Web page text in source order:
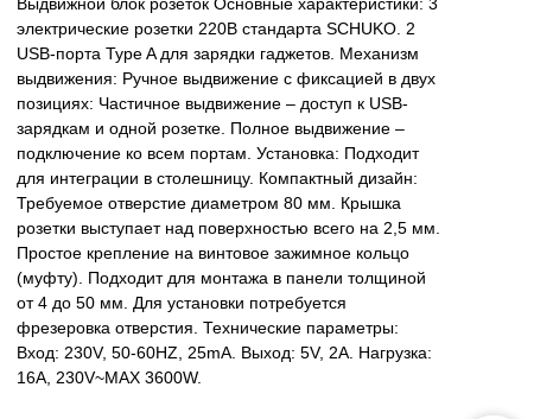
Выдвижной блок розеток Основные характеристики: 3
электрические розетки 220В стандарта SCHUKO. 2
USB-порта Type A для зарядки гаджетов. Механизм
выдвижения: Ручное выдвижение с фиксацией в двух
позициях: Частичное выдвижение – доступ к USB-
зарядкам и одной розетке. Полное выдвижение –
подключение ко всем портам. Установка: Подходит
для интеграции в столешницу. Компактный дизайн:
Требуемое отверстие диаметром 80 мм. Крышка
розетки выступает над поверхностью всего на 2,5 мм.
Простое крепление на винтовое зажимное кольцо
(муфту). Подходит для монтажа в панели толщиной
от 4 до 50 мм. Для установки потребуется
фрезеровка отверстия. Технические параметры:
Вход: 230V, 50-60HZ, 25mA. Выход: 5V, 2A. Нагрузка:
16A, 230V~MAX 3600W.